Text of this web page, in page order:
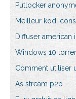
Putlocker
Meilleur kodi
Diffuser
Windows 10
Comment utiliser
As stream p2p